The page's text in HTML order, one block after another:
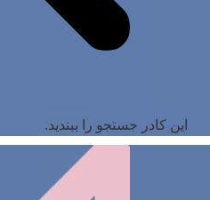
این کادر جستجو را ببندید.